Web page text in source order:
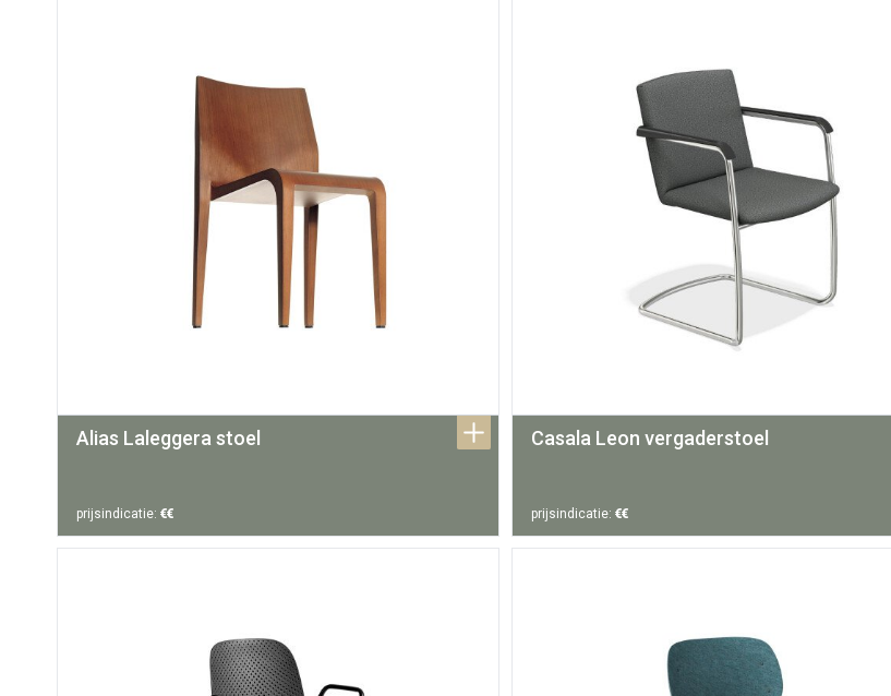
Alias Laleggera stoel
prijsindicatie: €€
Casala Leon vergaderstoel
prijsindicatie: €€